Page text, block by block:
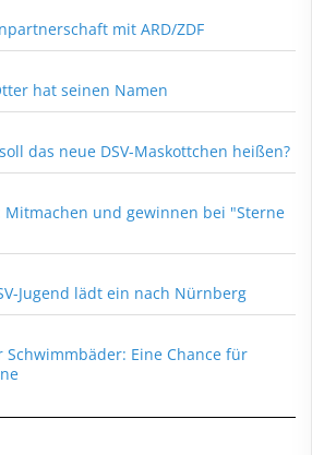
mit ARD/ZDF
hat seinen Namen
das neue DSV-Maskottchen heißen?
und gewinnen bei "Sterne
Jugend lädt ein nach Nürnberg
Eine Chance für